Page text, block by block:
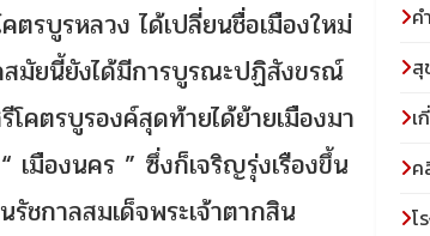
รบูรหลวง ได้เปลี่ยนชื่อเมืองใหม่
สมัยนี้ยังได้มีการบูรณะปฏิสังขรณ์
คตรบูรองค์สุดท้ายได้ย้ายเมืองมา
เมืองนคร ” ซึ่งก็เจริญรุ่งเรืองขึ้น
ชกาลสมเด็จพระเจ้าตากสิน
คํ
สุ
เ
ค
โ